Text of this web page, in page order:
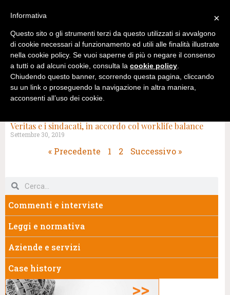
Veritas e i sindacati, in accordo col worklife balance
Settembre 30, 2019
« Precedente 1 2 Successivo »
Commenti e interviste
Leggi e normativa
Aziende e servizi
Case history
×
Informativa
Questo sito o gli strumenti terzi da questo utilizzati si avvalgono
di cookie necessari al funzionamento ed utili alle finalità illustrate
nella cookie policy. Se vuoi saperne di più o negare il consenso
a tutti o ad alcuni cookie, consulta la cookie policy.
Chiudendo questo banner, scorrendo questa pagina, cliccando
su un link o proseguendo la navigazione in altra maniera,
acconsenti all’uso dei cookie.